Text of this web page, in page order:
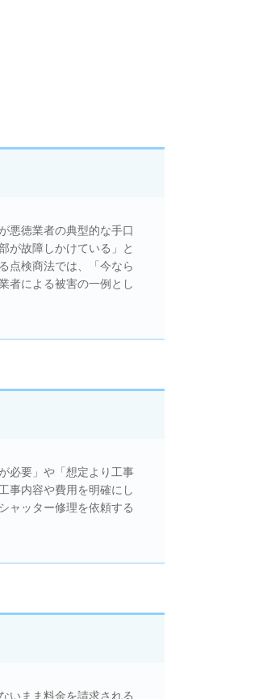
悪徳業者の典型的な手口
が故障しかけている」と
点検商法では、「今なら
者による被害の一例とし
必要」や「想定より工事
事内容や費用を明確にし
ャッター修理を依頼する
いまま料金を請求される